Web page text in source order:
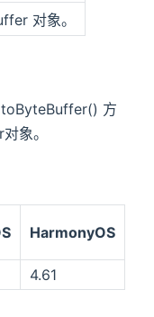
对象。
方
象。
HarmonyOS
4.61